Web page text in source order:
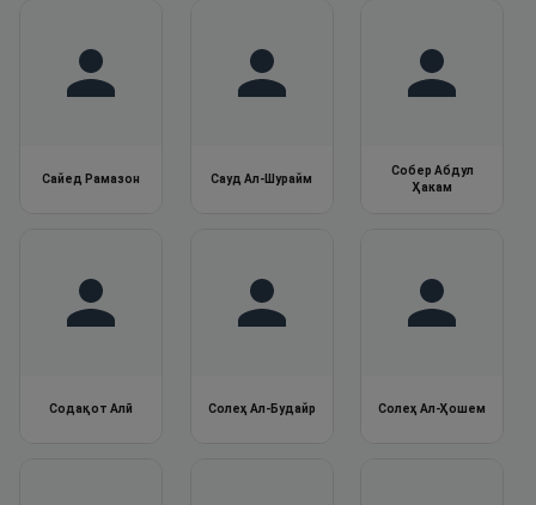
Сайед Рамазон Сауд Ал-Шурайм
Собер Абдул
Ҳакам
Содақот Алӣ Солеҳ Ал-Будайр Солеҳ Ал-Ҳошем